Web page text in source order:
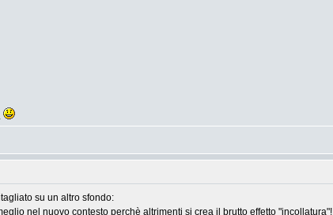
su un altro sfondo:
nel nuovo contesto perchè altrimenti si crea il brutto effetto "incollatura"!